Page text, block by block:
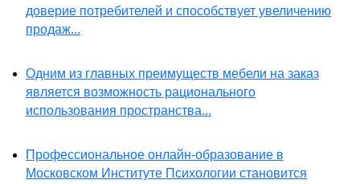
доверие потребителей и способствует увеличению
продаж...
Одним из главных преимуществ мебели на заказ
является возможность рационального
использования пространства...
Профессиональное онлайн-образование в
Московском Институте Психологии становится